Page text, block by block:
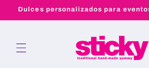
directamente
al contenido
Dulces personalizados para